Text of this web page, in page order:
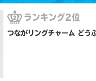
ランキング2位
つながリングチャーム どう